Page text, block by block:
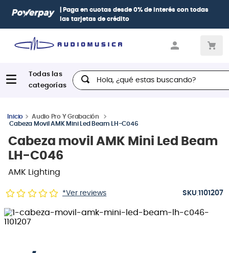
| Paga en cuotas desde 0% de interés con todas
las tarjetas de crédito
Hola, ¿qué estas buscando?
Audio Pro Y Grabación
Cabeza Movil AMK Mini Led Beam LH-C046
Cabeza movil AMK Mini Led Beam
LH-C046
AMK Lighting
*Ver reviews :1101207